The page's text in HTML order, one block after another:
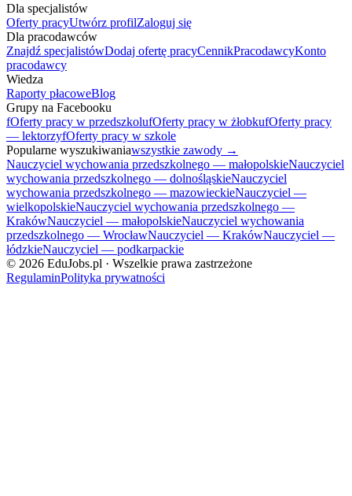
Dla specjalistów
Oferty pracyUtwórz profilZaloguj się
Dla pracodawców
Znajdź specjalistówDodaj ofertę pracyCennikPracodawcyKonto
pracodawcy
Wiedza
Raporty płacoweBlog
Grupy na Facebooku
fOferty pracy w przedszkolufOferty pracy w żłobkufOferty pracy
— lektorzyfOferty pracy w szkole
Popularne wyszukiwaniawszystkie zawody →
Nauczyciel wychowania przedszkolnego — małopolskieNauczyciel
wychowania przedszkolnego — dolnośląskieNauczyciel
wychowania przedszkolnego — mazowieckieNauczyciel —
wielkopolskieNauczyciel wychowania przedszkolnego —
KrakówNauczyciel — małopolskieNauczyciel wychowania
przedszkolnego — WrocławNauczyciel — KrakówNauczyciel —
łódzkieNauczyciel — podkarpackie
© 2026 EduJobs.pl · Wszelkie prawa zastrzeżone
RegulaminPolityka prywatności